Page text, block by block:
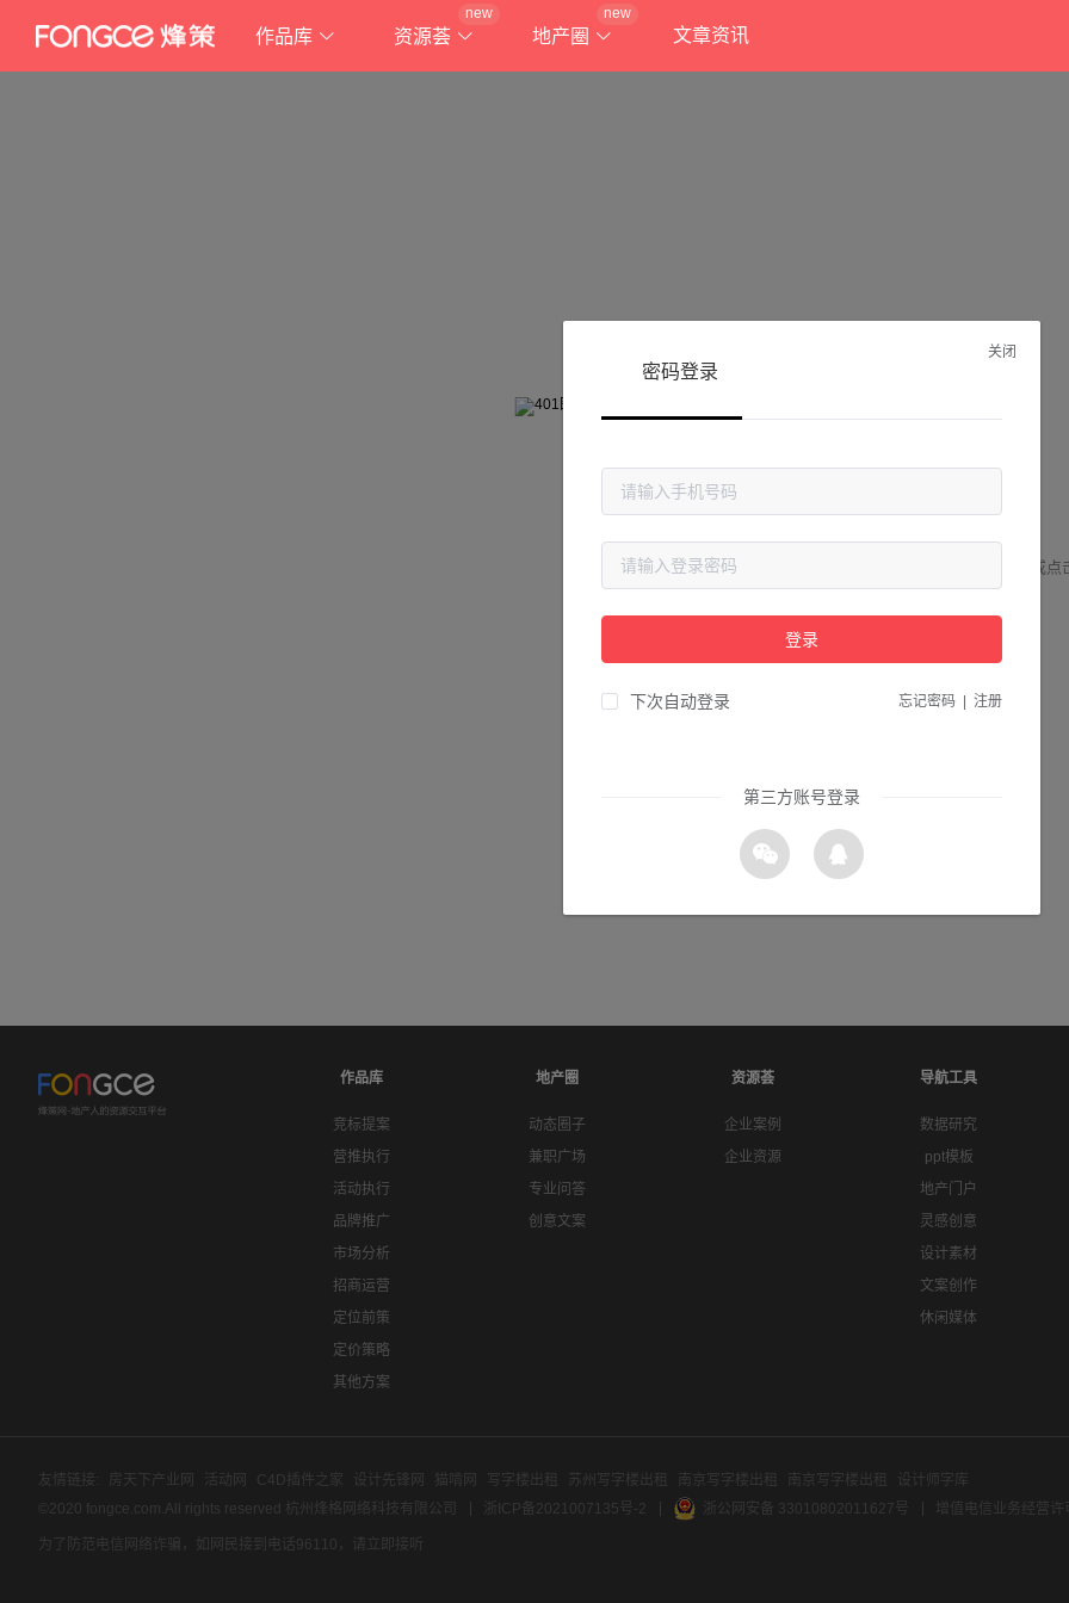
作品库 资源荟
new
地产圈
new
文章资讯
抱歉!
请检查您输入的网址是否正确，或点
作品库
竞标提案
营推执行
活动执行
品牌推广
市场分析
招商运营
定位前策
定价策略
其他方案
地产圈
动态圈子
兼职广场
专业问答
创意文案
资源荟
企业案例
企业资源
导航工具
数据研究
ppt模板
地产门户
灵感创意
设计素材
文案创作
休闲媒体
友情链接: 房天下产业网 活动网 C4D插件之家 设计先锋网 猫啃网 写字楼出租 苏州写字楼出租 南京写字楼出租 南京写字楼出租
设计师字库
©2020 fongce.com.All rights reserved 杭州烽格网络科技有限公司
浙ICP备2021007135号-2 浙公网安备 33010802011627号 增值电信业务经营
为了防范电信网络诈骗，如网民接到电话96110，请立即接听
关闭
密码登录
登录
下次自动登录 忘记密码 注册
第三方账号登录